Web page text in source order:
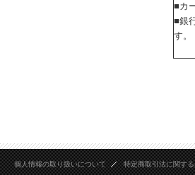
■カ
■銀
す。
個人情報の取り扱いについて 特定商取引法に関す